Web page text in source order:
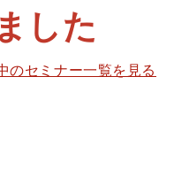
した
のセミナー一覧を見る